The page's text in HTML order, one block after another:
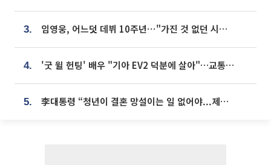
3. 임영웅, 어느덧 데뷔 10주년⋯"가진 것 없던 시절, 내 앞엔 20명의 팬뿐"
4. '굿 윌 헌팅' 배우 "기아 EV2 덕분에 살아"…교통사고 후 안전성 극찬
5. 李대통령 “청년이 결혼 망설이는 일 없어야...제도상 불이익 조사”